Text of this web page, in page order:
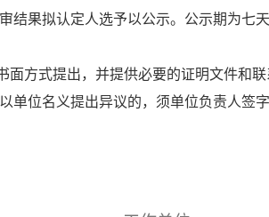
结果拟认定人选予以公示。公示期为七
方式提出，并提供必要的证明文件和
单位名义提出异议的，须单位负责人签